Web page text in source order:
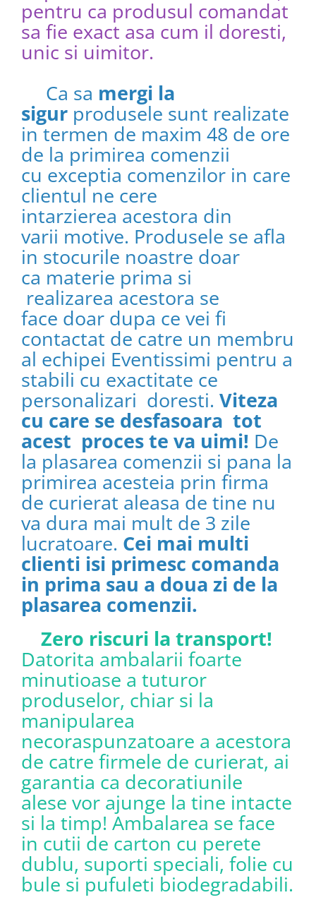
pentru ca produsul comandat
sa fie exact asa cum il doresti,
unic si uimitor.​​​​​​
Ca sa mergi la
sigur produsele sunt realizate
in termen de maxim 48 de ore
de la primirea comenzii
cu exceptia comenzilor in care
clientul ne cere
intarzierea acestora din
varii motive. Produsele se afla
in stocurile noastre doar
ca materie prima si
realizarea acestora se
face doar dupa ce vei fi
contactat de catre un membru
al echipei Eventissimi pentru a
stabili cu exactitate ce
personalizari doresti. Viteza
cu care se desfasoara tot
acest proces te va uimi! De
la plasarea comenzii si pana la
primirea acesteia prin firma
de curierat aleasa de tine nu
va dura mai mult de 3 zile
lucratoare. Cei mai multi
clienti isi primesc comanda
in prima sau a doua zi de la
plasarea comenzii.
Zero riscuri la transport!
Datorita ambalarii foarte
minutioase a tuturor
produselor, chiar si la
manipularea
necoraspunzatoare a acestora
de catre firmele de curierat, ai
garantia ca decoratiunile
alese vor ajunge la tine intacte
si la timp! Ambalarea se face
in cutii de carton cu perete
dublu, suporti speciali, folie cu
bule si pufuleti biodegradabili.